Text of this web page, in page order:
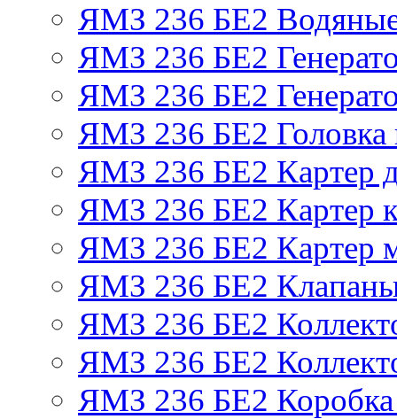
ЯМЗ 236 БЕ2
ЯМЗ 236 БЕ2
ЯМЗ 236 БЕ2
ЯМЗ 236 БЕ2 Головка
ЯМЗ 236 БЕ2 Картер
ЯМЗ 236 БЕ2 Картер
ЯМЗ 236 БЕ2 Картер
ЯМЗ 236 БЕ2 Клапаны
ЯМЗ 236 БЕ2
ЯМЗ 236 БЕ2
ЯМЗ 236 БЕ2 Коробка